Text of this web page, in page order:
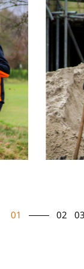
01 02 03